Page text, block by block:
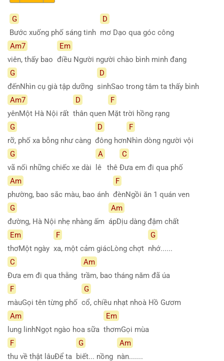
G
Bước xuống phố sáng tinh
D
mơ Dạo qua góc công
Am7
viên, thấy bao
Em
điều Người người chào bình minh đang
G
đếnNhìn cụ già tập dưỡng
D
sinhSao trong tâm ta thấy bình
Am7
yênMột Hà Nội rất
D
thân quen
F
Mặt trời hồng rạng
G
rỡ, phố xa bỗng như càng
D
đông hơn
F
Nhìn dòng người vội
G
vã nối những chiếc xe dài
A
lê
thê
C
Đưa em đi qua phố
Am
phường, bao sắc màu, bao ánh
F
đènNgồi ăn 1 quán ven
G
đường, Hà Nội nhẹ nhàng ấm
Am
ápDịu dàng đậm chất
Em
thơMột ngày
F
xa, một cảm giácLòng chợt
G
nhớ......
C
Đưa em đi qua thằng
Am
trầm, bao tháng năm đã úa
F
màuGọi tên từng phố
G
cổ, chiều nhạt nhoà Hồ Gươm
Am
lung linhNgọt ngào hoa sữa
Em
thơmGọi mùa
F
thu về thật lâuĐể ta
G
biết... nồng
Am
nàn.......